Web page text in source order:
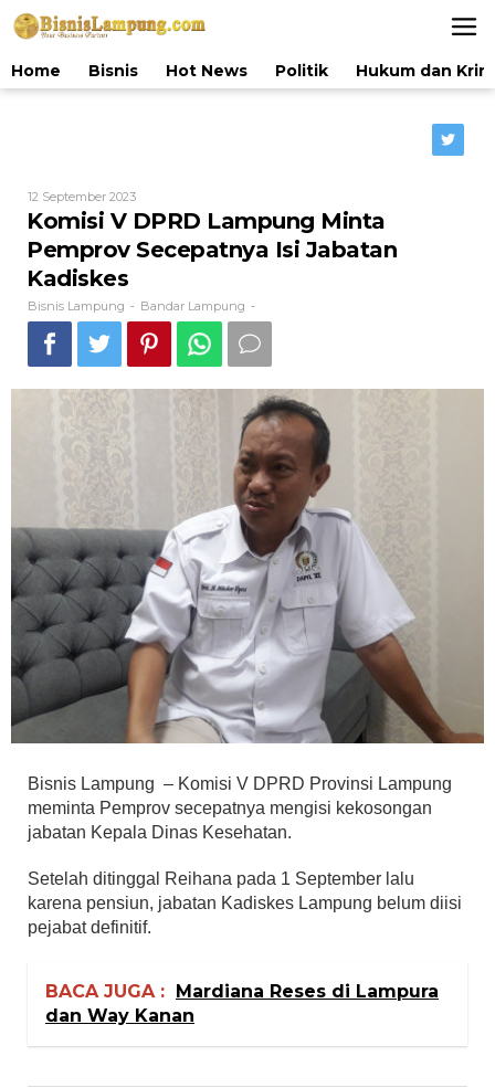
Lewati
ke
Home
Bisnis Hot News Politik Hukum dan
12 September 2023Oleh
Bisnis
Lampung
Komisi V DPRD Lampung Minta
Pemprov Secepatnya Isi Jabatan
Kadiskes
Bisnis Lampung - Bandar Lampung -
Bisnis Lampung – Komisi V DPRD Provinsi Lampung
meminta Pemprov secepatnya mengisi kekosongan
jabatan Kepala Dinas Kesehatan.
Setelah ditinggal Reihana pada 1 September lalu
karena pensiun, jabatan Kadiskes Lampung belum diisi
pejabat definitif.
BACA JUGA : Mardiana Reses di Lampura
dan Way Kanan